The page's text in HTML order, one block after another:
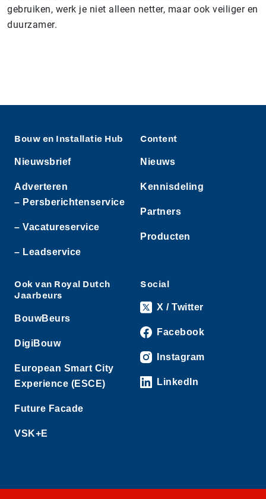
gebruiken, werk je niet alleen netter, maar ook veiliger en
duurzamer.
Bouw en Installatie Hub
Nieuwsbrief
Adverteren
– Persberichtenservice
– Vacatureservice
– Leadservice
Content
Nieuws
Kennisdeling
Partners
Producten
Ook van Royal Dutch
Jaarbeurs
BouwBeurs
DigiBouw
European Smart City
Experience (ESCE)
Future Facade
VSK+E
Social
X / Twitter
Facebook
Instagram
LinkedIn